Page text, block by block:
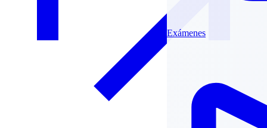
Exámenes